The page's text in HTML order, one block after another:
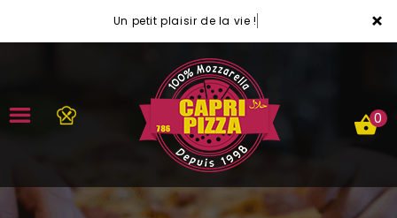
×
Un petit plaisir de la vie !
ACCUEIL
0